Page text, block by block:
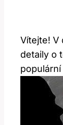
Vítejte! V
detaily o